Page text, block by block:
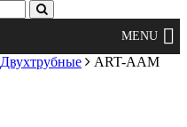
Двухтрубные
ART-AAM